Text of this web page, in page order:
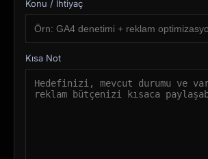
Konu / İhtiyaç
Kısa Not